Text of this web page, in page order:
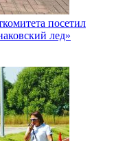
посетил
лед»